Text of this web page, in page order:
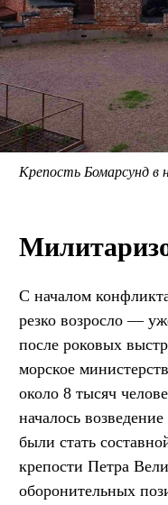
Крепость Бомарсунд в
С началом
резко возросло —
после роковых
морское
около 8 тысяч
началось
были стать
крепости Петра
оборонительных